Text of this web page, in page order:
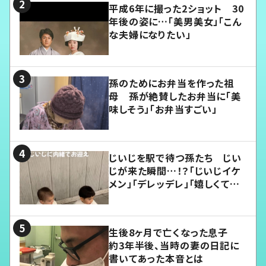
平成6年に撮った2ショット 30
年後の姿に…「美男美女」「こん
な夫婦になりたい」
孫のためにお弁当を作った祖
母 孫が絶賛したお弁当に「美
味しそう」「お弁当すごい」
じいじを駅で待つ孫たち じい
じが来た瞬間…！？「じいじイケ
メン」「デレッデレ」「嬉しくて可
生後8ヶ月で亡くなった息子
約3年半後、当時の妻の日記に
書いてあった本音とは